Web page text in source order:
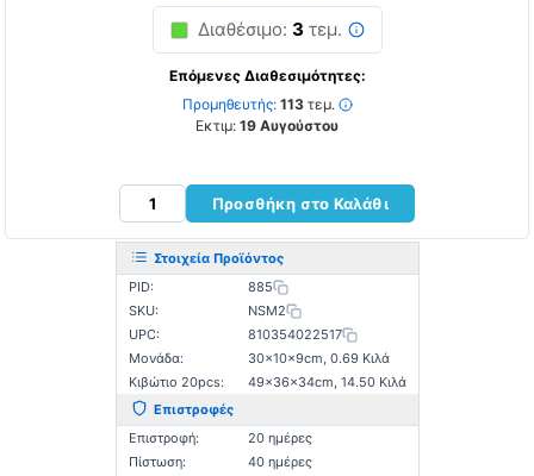
Διαθέσιμο: 3 τεμ.
Επόμενες Διαθεσιμότητες:
Προμηθευτής: 113τεμ.
Εκτιμ: 19 Αυγούστου
Προσθήκη στο Καλάθι
Στοιχεία Προϊόντος
PID:
885
SKU:
NSM2
UPC:
810354022517
Μονάδα:
30×10×9cm, 0.69 Κιλά
Κιβώτιο 20pcs:
49×36×34cm, 14.50 Κιλά
Επιστροφές
Επιστροφή:
20 ημέρες
Πίστωση:
40 ημέρες